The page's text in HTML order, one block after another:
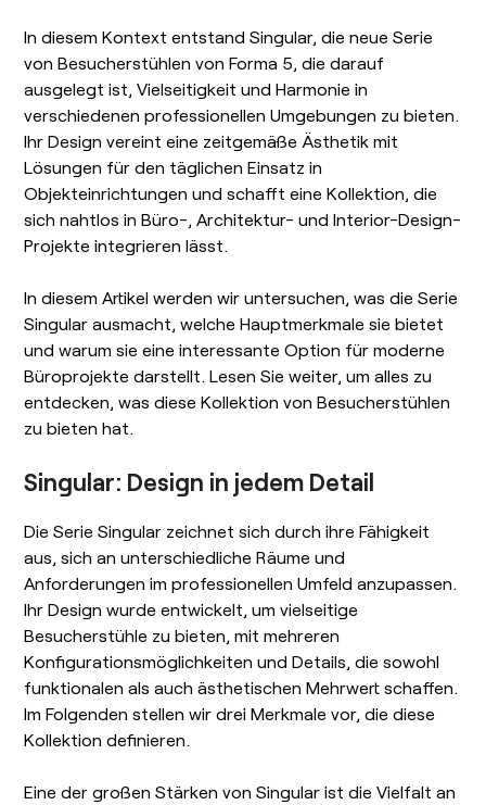
In diesem Kontext entstand Singular, die neue Serie
von Besucherstühlen von Forma 5, die darauf
ausgelegt ist, Vielseitigkeit und Harmonie in
verschiedenen professionellen Umgebungen zu bieten.
Ihr Design vereint eine zeitgemäße Ästhetik mit
Lösungen für den täglichen Einsatz in
Objekteinrichtungen und schafft eine Kollektion, die
sich nahtlos in Büro-, Architektur- und Interior-Design-
Projekte integrieren lässt.
In diesem Artikel werden wir untersuchen, was die Serie
Singular ausmacht, welche Hauptmerkmale sie bietet
und warum sie eine interessante Option für moderne
Büroprojekte darstellt. Lesen Sie weiter, um alles zu
entdecken, was diese Kollektion von Besucherstühlen
zu bieten hat.
Singular: Design in jedem Detail
Die Serie Singular zeichnet sich durch ihre Fähigkeit
aus, sich an unterschiedliche Räume und
Anforderungen im professionellen Umfeld anzupassen.
Ihr Design wurde entwickelt, um vielseitige
Besucherstühle zu bieten, mit mehreren
Konfigurationsmöglichkeiten und Details, die sowohl
funktionalen als auch ästhetischen Mehrwert schaffen.
Im Folgenden stellen wir drei Merkmale vor, die diese
Kollektion definieren.
Eine der großen Stärken von Singular ist die Vielfalt an